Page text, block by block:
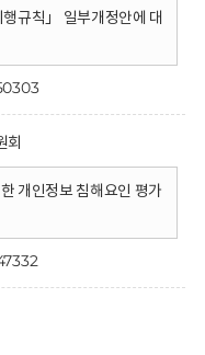
규칙」 일부개정안에 대
회
개인정보 침해요인 평가